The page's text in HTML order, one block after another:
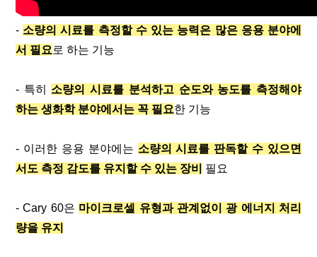
- 소량의 시료를 측정할 수 있는 능력은 많은 응용 분야에
서 필요 로 하는 기능
- 특히 소량의 시료를 분석하고 순도와 농도를 측정해야
하는 생화학 분야에서는 꼭 필요한 기능
- 이러한 응용 분야에는 소량의 시료를 판독할 수 있으면
서도 측정 감도를 유지할 수 있는 장비
필요
- Cary 60은 마이크로셀 유형과 관계없이 광 에너지 처리
량을 유지